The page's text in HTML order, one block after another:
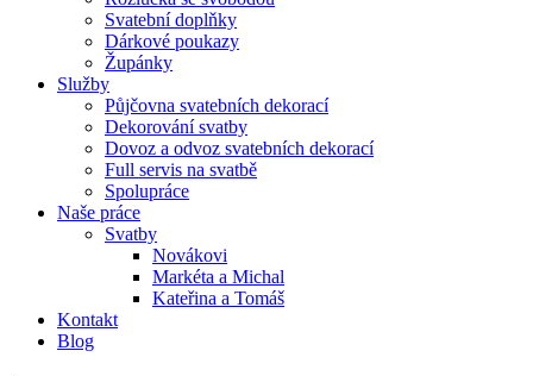
Svatební doplňky
Dárkové poukazy
Župánky
Služby
Půjčovna svatebních dekorací
Dekorování svatby
Dovoz a odvoz svatebních dekorací
Full servis na svatbě
Spolupráce
Naše práce
Svatby
Novákovi
Markéta a Michal
Kateřina a Tomáš
Kontakt
Blog